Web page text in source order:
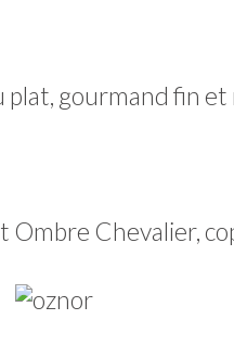
plat, gourmand fin
Chevalier,